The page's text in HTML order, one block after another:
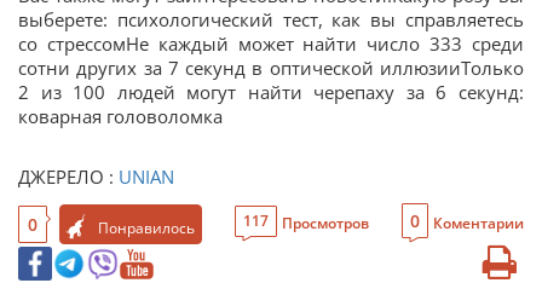
выберете: психологический тест, как вы справляетесь
со стрессомНе каждый может найти число 333 среди
сотни других за 7 секунд в оптической иллюзииТолько
2 из 100 людей могут найти черепаху за 6 секунд:
коварная головоломка
ДЖЕРЕЛО : UNIAN
0 Понравилось 117 Просмотров 0 Коментарии